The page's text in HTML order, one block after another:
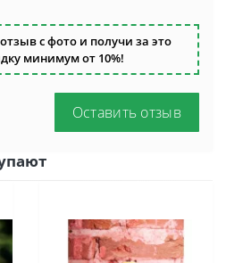
с фото и получи за это
минимум от 10%!
Оставить отзыв